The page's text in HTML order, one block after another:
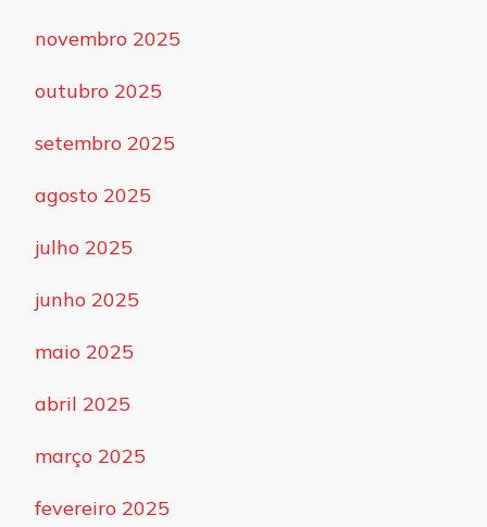
novembro 2025
outubro 2025
setembro 2025
agosto 2025
julho 2025
junho 2025
maio 2025
abril 2025
março 2025
fevereiro 2025